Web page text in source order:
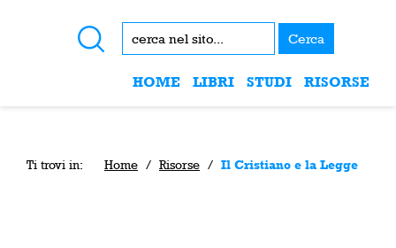
Cerca
HOME LIBRI STUDI RISORSE
Ti trovi in: Home / Risorse / Il Cristiano e la Legge